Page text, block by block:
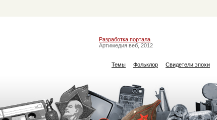
Разработка портала
Артимедия веб, 2012
Темы Фольклор Свидетели эпохи